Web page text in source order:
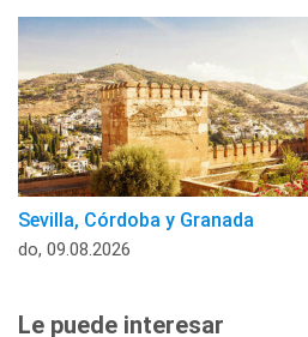
Sevilla, Córdoba y Granada
do, 09.08.2026
Le puede interesar